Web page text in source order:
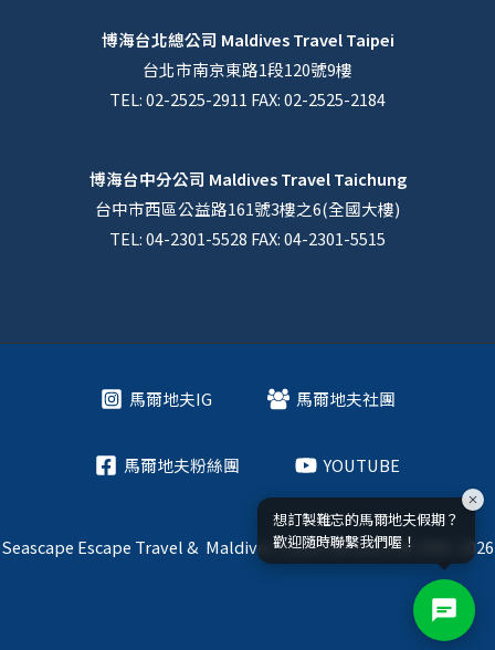
博海台北總公司 Maldives Travel Taipei
台北市南京東路1段120號9樓
TEL: 02-2525-2911 FAX: 02-2525-2184
博海台中分公司 Maldives Travel Taichung
台中市西區公益路161號3樓之6(全國大樓)
TEL: 04-2301-5528 FAX: 04-2301-5515
馬爾地夫IG 馬爾地夫社團
馬爾地夫粉絲團 YOUTUBE
Seascape Escape Travel & Maldives Travel Network © 1995-2026
想訂製難忘的馬爾地夫假期？
歡迎隨時聯繫我們喔！